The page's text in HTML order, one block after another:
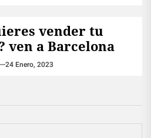
vender tu
ven a Barcelona
24 Enero, 2023